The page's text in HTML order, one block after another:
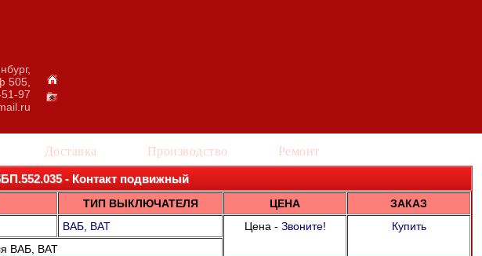
505,
97
Доставка Производство Ремонт
- Контакт подвижный
ТИП ВЫКЛЮЧАТЕЛЯ ЦЕНА
ЗАКАЗ
ВАБ, ВАТ Цена - Звоните!
Купить
ВАБ, ВАТ